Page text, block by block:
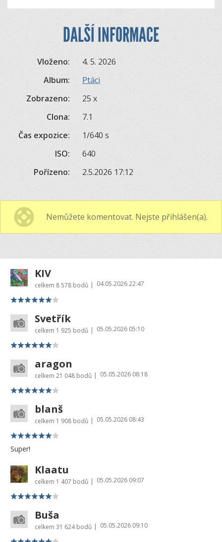
DALŠÍ INFORMACE
Vloženo:
4. 5. 2026
Album:
Ptáci
Zobrazeno:
25 x
Clona:
7.1
Čas expozice:
1/640 s
ISO:
640
Pořízeno:
2.5.2026 17:12
Nemůžete komentovat. Nejste přihlášen(a).
KIV
celkem 8 578 bodů | 04.05.2026 22:47
Svetřík
celkem 1 925 bodů | 05.05.2026 05:10
aragon
celkem 21 048 bodů | 05.05.2026 08:18
blanš
celkem 1 908 bodů | 05.05.2026 08:43
Super!
Klaatu
celkem 1 407 bodů | 05.05.2026 09:07
Buša
celkem 31 624 bodů | 05.05.2026 09:10